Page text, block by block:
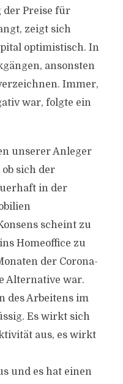
Preise für
zeigt sich
optimistisch. In
ansonsten
Immer,
war, folgte ein
unserer Anleger
sich der
in der
scheint zu
Homeoffice zu
der Corona-
Alternative war.
des Arbeitens im
Es wirkt sich
aus, es wirkt
und es hat einen